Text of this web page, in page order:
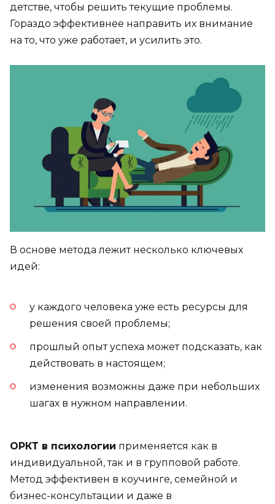
детстве, чтобы решить текущие проблемы.
Гораздо эффективнее направить их внимание
на то, что уже работает, и усилить это.
В основе метода лежит несколько ключевых
идей:
у каждого человека уже есть ресурсы для
решения своей проблемы;
прошлый опыт успеха может подсказать, как
действовать в настоящем;
изменения возможны даже при небольших
шагах в нужном направлении.
ОРКТ в психологии применяется как в
индивидуальной, так и в групповой работе.
Метод эффективен в коучинге, семейной и
бизнес-консультации и даже в